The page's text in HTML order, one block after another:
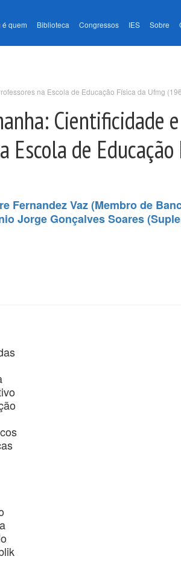
é quem Biblioteca Congressos IES Sobre
na Escola de Educação Física da Ufmg
Cientificidade e
Escola de
Fernandez Vaz (Membro de
Jorge Gonçalves Soares